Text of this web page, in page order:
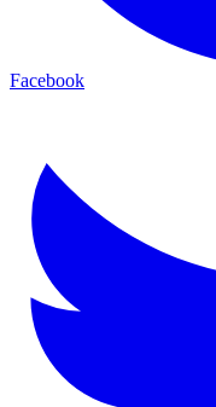
Facebook